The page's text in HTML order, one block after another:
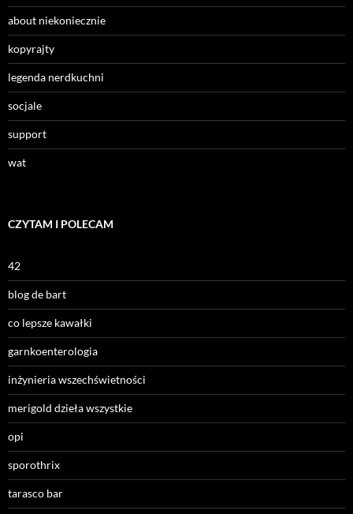
about niekoniecznie
kopyrajty
legenda nerdkuchni
socjale
support
wat
CZYTAM I POLECAM
42
blog de bart
co lepsze kawałki
garnkoenterologia
inżynieria wszechświetności
merigold dzieła wszystkie
opi
sporothrix
tarasco bar